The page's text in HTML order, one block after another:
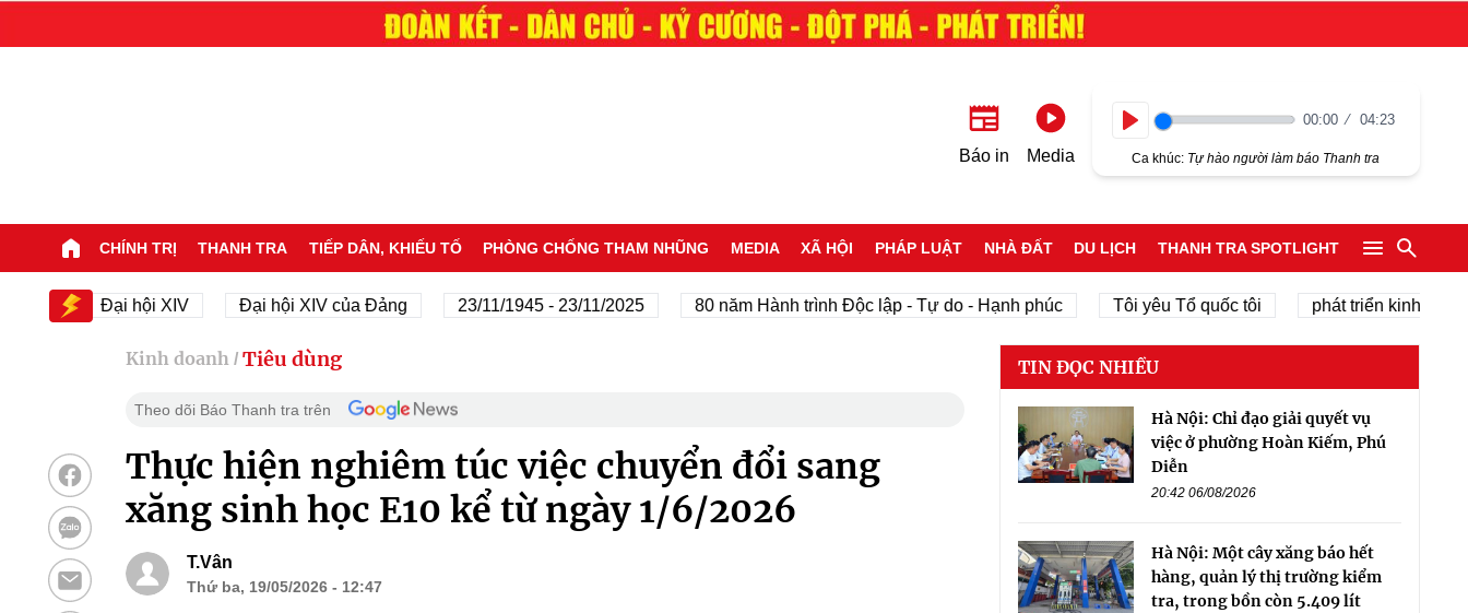
Báo in Media
00:00 04:23
Ca khúc: Tự hào người làm báo Thanh tra
CHÍNH TRỊ THANH TRA TIẾP DÂN, KHIẾU TỐ PHÒNG CHỐNG THAM NHŨNG MEDIA XÃ HỘI PHÁP LUẬT NHÀ ĐẤT DU LỊCH THANH TRA SPOTLIGHT
Đại hội XIV Đại hội XIV của Đảng 23/11/1945 - 23/11/2025 80 năm Hành trình Độc lập - Tự do - Hạnh phúc Tôi yêu Tổ quốc tôi phát triển kinh tế tư nhân
Kinh doanh / Tiêu dùng
Theo dõi Báo Thanh tra trên
Thực hiện nghiêm túc việc chuyển đổi sang
xăng sinh học E10 kể từ ngày 1/6/2026
T.Vân
Thứ ba, 19/05/2026 - 12:47
TIN ĐỌC NHIỀU
Hà Nội: Chỉ đạo giải quyết vụ
việc ở phường Hoàn Kiếm, Phú
Diễn
20:42 06/08/2026
Hà Nội: Một cây xăng báo hết
hàng, quản lý thị trường kiểm
tra, trong bồn còn 5.409 lít